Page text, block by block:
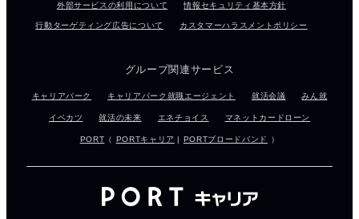
外部サービスの利用について 情報セキュリティ基本方針
行動ターゲティング広告について カスタマーハラスメントポリシー